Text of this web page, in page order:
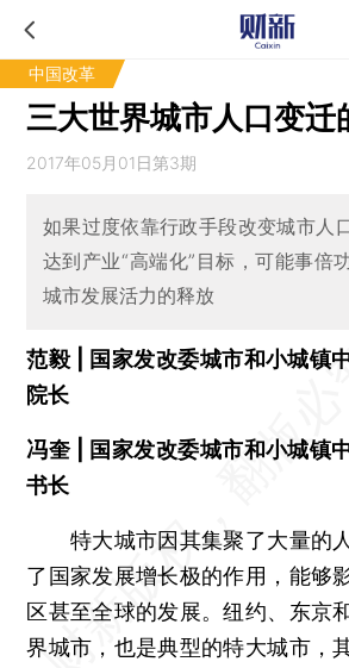
中国改革
三大世界城市人口变迁
2017年05月01日第3期
如果过度依靠行政手段改变城市人
达到产业“高端化”目标，可能事倍
城市发展活力的释放
范毅 | 国家发改委城市和小城镇
院长
冯奎 | 国家发改委城市和小城镇
书长
特大城市因其集聚了大量的
了国家发展增长极的作用，能够
区甚至全球的发展。纽约、东京
界城市，也是典型的特大城市，